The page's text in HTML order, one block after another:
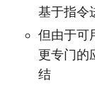
基于指令
但由于可
更专门的
结